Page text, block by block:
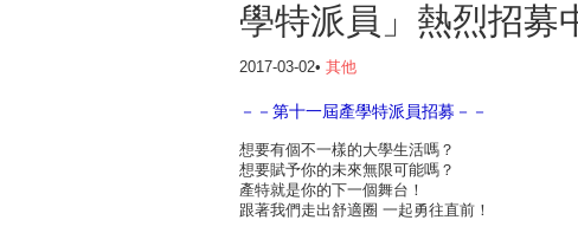
學特派員」熱烈招募
2017-03-02• 其他
－－第十一屆產學特派員招募－－
想要有個不一樣的大學生活嗎？
想要賦予你的未來無限可能嗎？
產特就是你的下一個舞台！
跟著我們走出舒適圈 一起勇往直前！